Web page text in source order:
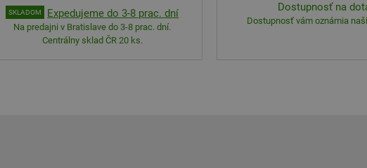
SKLADOM Expedujeme do 3-8 prac. dní
Na predajni v Bratislave do 3-8 prac. dní.
Centrálny sklad ČR 20 ks.
Dostupnosť na
Dostupnosť vám oznámia